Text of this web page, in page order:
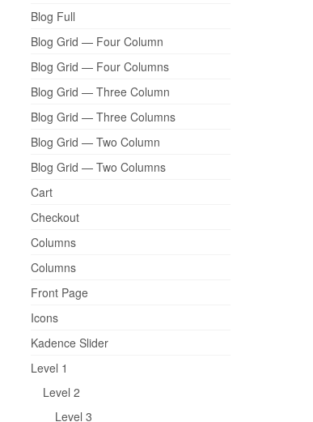
Blog Full
Blog Grid — Four Column
Blog Grid — Four Columns
Blog Grid — Three Column
Blog Grid — Three Columns
Blog Grid — Two Column
Blog Grid — Two Columns
Cart
Checkout
Columns
Columns
Front Page
Icons
Kadence Slider
Level 1
Level 2
Level 3